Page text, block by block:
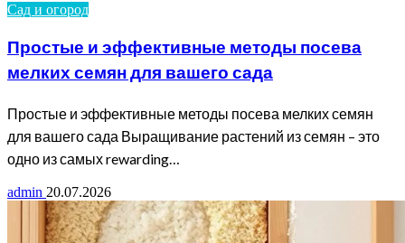
Сад и огород
Простые и эффективные методы посева
мелких семян для вашего сада
Простые и эффективные методы посева мелких семян
для вашего сада Выращивание растений из семян – это
одно из самых rewarding…
admin 20.07.2026